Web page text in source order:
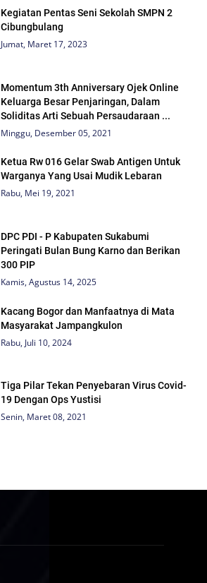
Kegiatan Pentas Seni Sekolah SMPN 2
Cibungbulang
Jumat, Maret 17, 2023
Momentum 3th Anniversary Ojek Online
Keluarga Besar Penjaringan, Dalam
Soliditas Arti Sebuah Persaudaraan ...
Minggu, Desember 05, 2021
Ketua Rw 016 Gelar Swab Antigen Untuk
Warganya Yang Usai Mudik Lebaran
Rabu, Mei 19, 2021
DPC PDI - P Kabupaten Sukabumi
Peringati Bulan Bung Karno dan Berikan
300 PIP
Kamis, Agustus 14, 2025
Kacang Bogor dan Manfaatnya di Mata
Masyarakat Jampangkulon
Rabu, Juli 10, 2024
Tiga Pilar Tekan Penyebaran Virus Covid-
19 Dengan Ops Yustisi
Senin, Maret 08, 2021